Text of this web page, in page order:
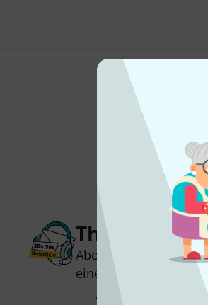
Thomann
Abonniere den
einen von
50
Inspirierende